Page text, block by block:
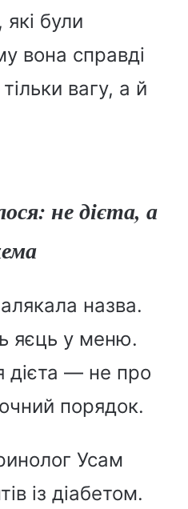
були
вона справді
вагу, а й
не дієта, а
назва.
яєць у меню.
дієта — не про
порядок.
Усам
із діабетом.